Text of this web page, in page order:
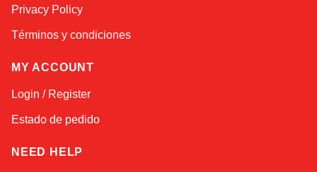
Privacy Policy
Términos y condiciones
MY ACCOUNT
Login / Register
Estado de pedido
NEED HELP